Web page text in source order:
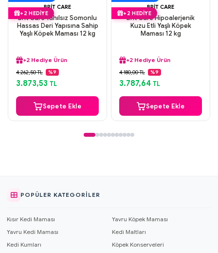
+2 HEDIYE
BRIT CARE
Brit Care Tahılsız Somonlu
Hassas Deri Yapısına Sahip
Yaşlı Köpek Maması 12 kg
+2 Hediye Ürün
Aynı Gün Kargo
Orijinal Ürün
Güvenli Ödeme
4.262,50 TL %9
3.873,53 TL
Sepete Ekle
+2 HEDIYE
BRIT CARE
Brit Care Hipoalerjenik
Kuzu Etli Yaşlı Köpek
Maması 12 kg
+2 Hediye Ürün
Aynı Gün Kargo
Orijinal Ürün
Güvenli Ödeme
4.180,00 TL %9
3.787,64 TL
Sepete Ekle
POPÜLER KATEGORILER
Kısır Kedi Maması
Yavru Köpek Maması
Yavru Kedi Maması
Kedi Maltları
Kedi Kumları
Köpek Konserveleri